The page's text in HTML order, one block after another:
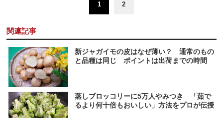
1 2
関連記事
新ジャガイモの皮はなぜ薄い？ 通常のもの
と品種は同じ ポイントは出荷までの時間
蒸しブロッコリーに5万人やみつき 「茹で
るより何十倍もおいしい」方法をプロが伝授